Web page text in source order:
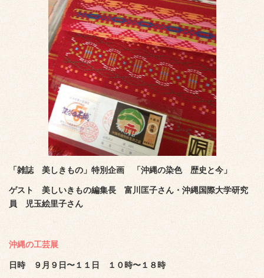
「雑誌 美しきもの」特別企画 「沖縄の染色 歴史と今」
ゲスト 美しいきもの編集長 富川匡子さん・沖縄国際大学研究
員 児玉絵里子さん
沖縄の工芸展
日時 ９月９日〜１１日 １０時〜１８時